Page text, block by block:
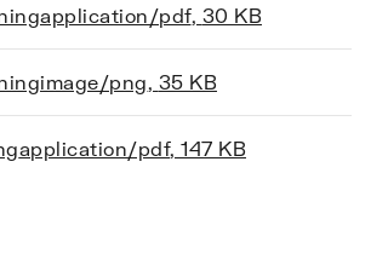
Rond
Verticaal
Horizontaal
application/pdf, 30 KB
image/png 35 KB
application/pdf, 147 KB